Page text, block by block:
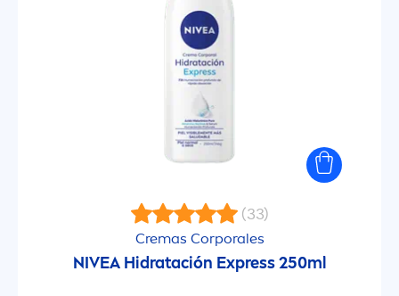
GAMA DE PRODUCTOS
(33)
Cremas Corporales
NIVEAHidratación Express 250ml